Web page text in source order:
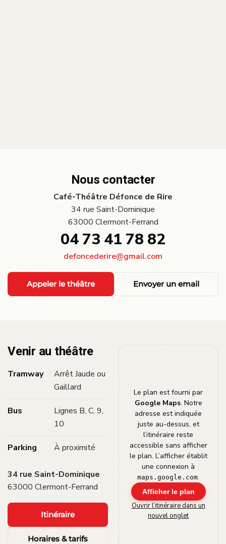
Nous contacter
Café-Théâtre Défonce de Rire
34 rue Saint-Dominique
63000 Clermont-Ferrand
04 73 41 78 82
defoncederire@gmail.com
Appeler le théâtre Envoyer un email
Venir au théâtre
Tramway
Arrêt Jaude ou
Gaillard
Bus
Lignes B, C, 9,
10
Parking À proximité
34 rue Saint-Dominique
63000 Clermont-Ferrand
Itinéraire
Horaires & tarifs
Le plan est fourni par
Google Maps. Notre
adresse est indiquée
juste au-dessus, et
l’itinéraire reste
accessible sans afficher
le plan. L’afficher établit
une connexion à
maps.google.com.
Afficher le plan
Ouvrir l’itinéraire dans un
nouvel onglet